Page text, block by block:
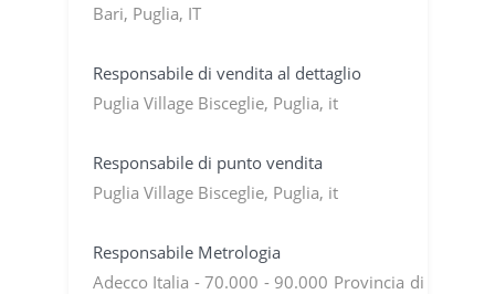
Bari, Puglia, IT
Responsabile di vendita al dettaglio
Puglia Village Bisceglie, Puglia, it
Responsabile di punto vendita
Puglia Village Bisceglie, Puglia, it
Responsabile Metrologia
Adecco Italia - 70.000 - 90.000 Provincia di